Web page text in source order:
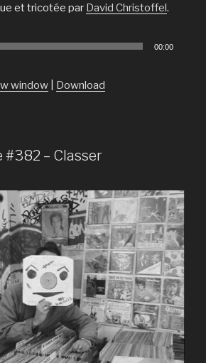
et tricotée par David Christoffel.
00:00
window Download
– Classer